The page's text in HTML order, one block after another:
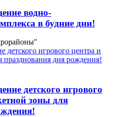
водно-
в будние дни!
детского игрового
зоны для